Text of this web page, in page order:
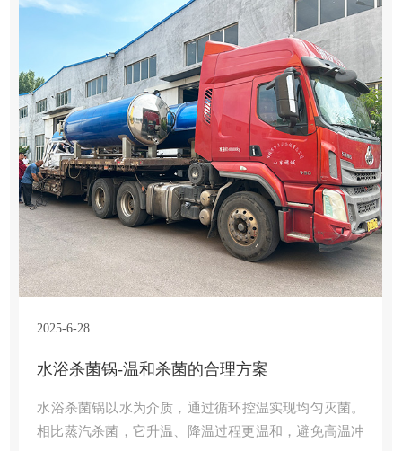
2025-6-28
水浴杀菌锅-温和杀菌的合理方案
​水浴杀菌锅以水为介质，通过循环控温实现均匀灭菌。
相比蒸汽杀菌，它升温、降温过程更温和，避免高温冲